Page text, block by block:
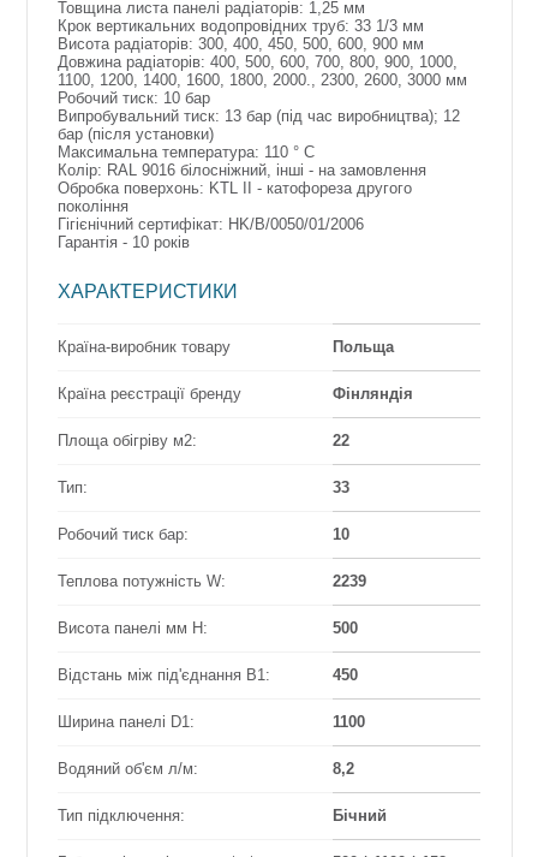
Товщина листа панелі радіаторів: 1,25 мм
Крок вертикальних водопровідних труб: 33 1/3 мм
Висота радіаторів: 300, 400, 450, 500, 600, 900 мм
Довжина радіаторів: 400, 500, 600, 700, 800, 900, 1000,
1100, 1200, 1400, 1600, 1800, 2000., 2300, 2600, 3000 мм
Робочий тиск: 10 бар
Випробувальний тиск: 13 бар (під час виробництва); 12
бар (після установки)
Максимальна температура: 110 ° C
Колір: RAL 9016 білосніжний, інші - на замовлення
Обробка поверхонь: KTL II - катофореза другого
покоління
Гігієнічний сертифікат: HK/B/0050/01/2006
Гарантія - 10 років
ХАРАКТЕРИСТИКИ
Країна-виробник товару Польща
Країна реєстрації бренду Фінляндія
Площа обігріву м2: 22
Тип: 33
Робочий тиск бар: 10
Теплова потужність W: 2239
Висота панелі мм Н: 500
Відстань між під'єднання B1: 450
Ширина панелі D1: 1100
Водяний об'єм л/м: 8,2
Тип підключення: Бічний